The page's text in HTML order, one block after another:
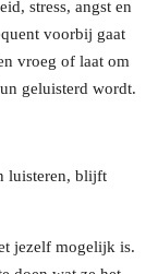
stress, angst en
voorbij gaat
vroeg of laat om
geluisterd wordt.
luisteren, blijft
jezelf mogelijk is.